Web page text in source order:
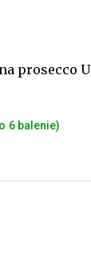
prosecco
(>6 balenie)